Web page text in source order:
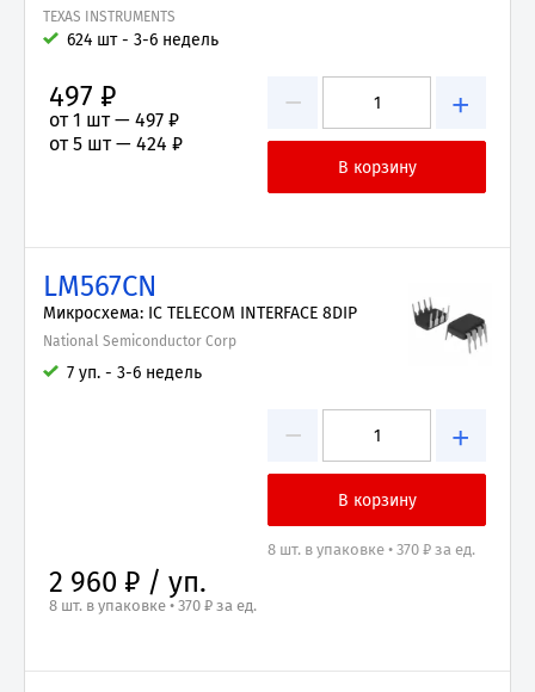
TEXAS INSTRUMENTS
624 шт - 3-6 недель
− +
497 ₽
от 1 шт — 497 ₽
от 5 шт — 424 ₽
LM567CN
Микросхема: IC TELECOM INTERFACE 8DIP
National Semiconductor Corp
7 уп. - 3-6 недель
− +
8 шт. в упаковке • 370 ₽ за ед.
2 960 ₽ / уп.
8 шт. в упаковке • 370 ₽ за ед.